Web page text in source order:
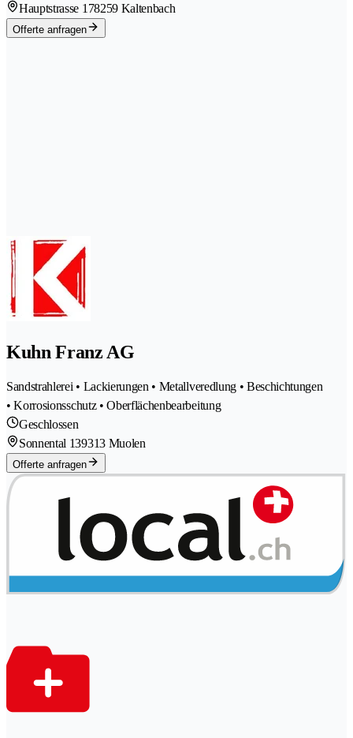
Hauptstrasse 178259 Kaltenbach
Offerte anfragen
Kuhn Franz AG
Sandstrahlerei • Lackierungen • Metallveredlung • Beschichtungen
• Korrosionsschutz • Oberflächenbearbeitung
Geschlossen
Sonnental 139313 Muolen
Offerte anfragen